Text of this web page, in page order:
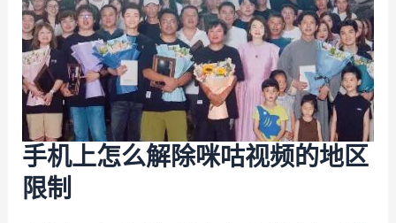
手机上怎么解除咪咕视频的地区
限制